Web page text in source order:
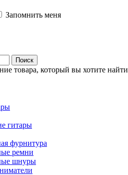
Запомнить меня
Поиск
товара, который вы хотите найти
гитары
фурнитура
ремни
шнуры